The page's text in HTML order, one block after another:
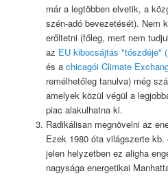
már a legtöbben elvetik, a
szén-adó bevezetését). Nem
erőltetni (főleg, mert nem
az EU kibocsájtás "tőszdéje"
és a chicagói Climate
remélhetőleg tanulva) még
amelyek közül végül a
piac alakulhatna ki.
Radikálisan megnövelni az
Ezek 1980 óta világszerte
jelen helyzetben ez aligha
nagysága energetikai